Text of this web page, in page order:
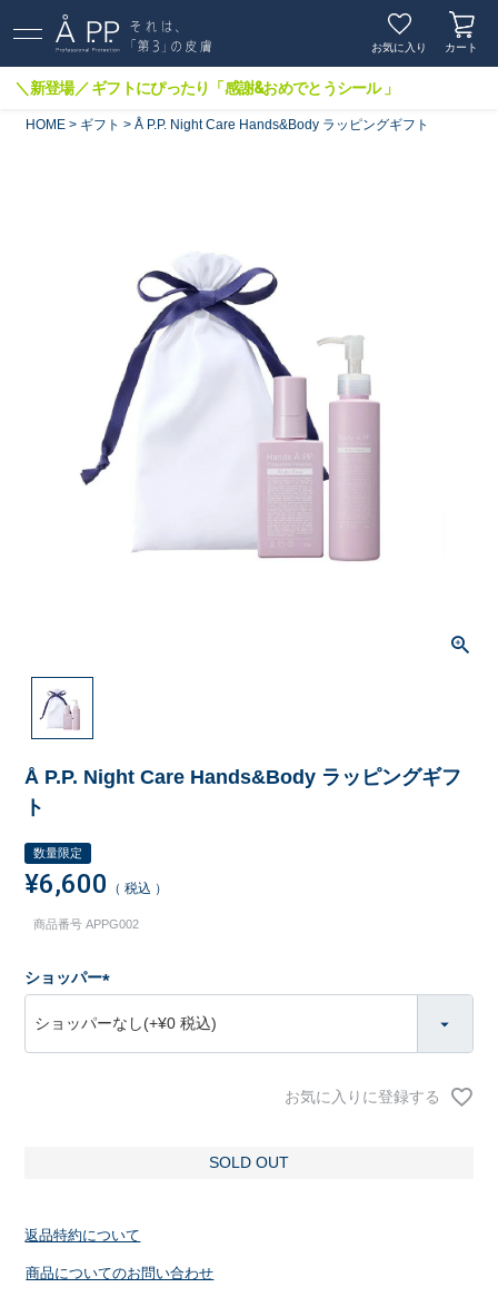
お気に入り カート
＼新登場／ ギフトにぴったり「感謝&おめでとうシール 」
HOME ギフト Å P.P. Night Care Hands&Body ラッピングギフト
Å P.P. Night Care Hands&Body ラッピングギフ
ト
数量限定
¥6,600 税込
商品番号 APPG002
ショッパー
必
須
お気に入りに登録する
SOLD OUT
返品特約について
商品についてのお問い合わせ